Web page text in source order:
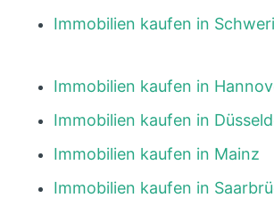
Immobilien kaufen in
Immobilien kaufen in
Immobilien kaufen in
Immobilien kaufen in Mainz
Immobilien kaufen in